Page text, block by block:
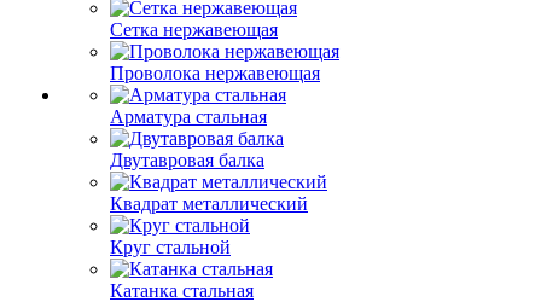
Сетка нержавеющая
Проволока нержавеющая
Арматура стальная
Двутавровая балка
Квадрат металлический
Круг стальной
Катанка стальная